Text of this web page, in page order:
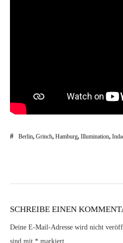
Berlin, Grinch, Hamburg, Illumination,
SCHREIBE EINEN
Deine E-Mail-Adresse wird nicht
sind mit * markiert